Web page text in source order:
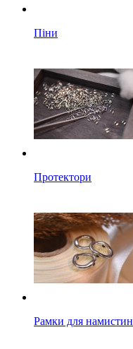
Піни
Протектори
Рамки для намистин